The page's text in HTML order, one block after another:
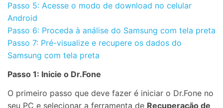
Passo 5: Acesse o modo de download no celular
Android
Passo 6: Proceda à análise do Samsung com tela preta
Passo 7: Pré-visualize e recupere os dados do
Samsung com tela preta
Passo 1: Inicie o Dr.Fone
O primeiro passo que deve fazer é iniciar o Dr.Fone no
seu PC e selecionar a ferramenta de Recuperação de